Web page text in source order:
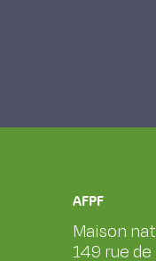
AFPF
Maison
149 rue